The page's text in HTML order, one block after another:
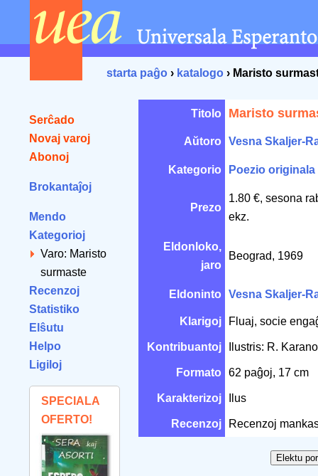
starta paĝo › katalogo › Maristo
Serĉado
Novaj varoj
Abonoj
Brokantaĵoj
Mendo
Kategorioj
Varo: Maristo
surmaste
Recenzoj
Statistiko
Elŝutu
Helpo
Ligiloj
SPECIALA
OFERTO!
Titolo Maristo
Aŭtoro Vesna Skaljer-
Kategorio Poezio originala
Prezo
1.80 €, sesona
ekz.
Eldonloko,
jaro
Beograd, 1969
Eldoninto Vesna Skaljer-
Klarigoj Fluaj, socie
Kontribuantoj Ilustris: R.
Formato 62 paĝoj, 17 cm
Karakterizoj Ilus
Recenzoj Recenzoj